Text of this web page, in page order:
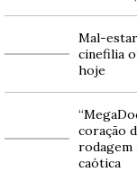
Mal-
cinefilia
hoje
coração
rodagem
caótica